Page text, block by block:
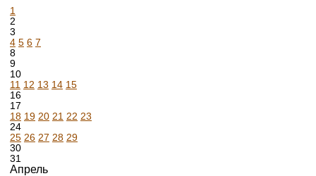
1
2
3
4 5 6 7
8
9
10
11 12 13 14 15
16
17
18 19 20 21 22 23
24
25 26 27 28 29
30
31
Апрель